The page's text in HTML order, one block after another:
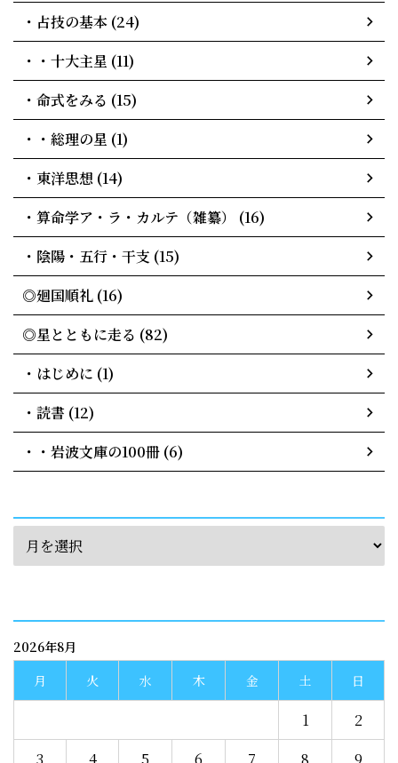
・占技の基本 (24)
・・十大主星 (11)
・命式をみる (15)
・・総理の星 (1)
・東洋思想 (14)
・算命学ア・ラ・カルテ（雑纂） (16)
・陰陽・五行・干支 (15)
◎廻国順礼 (16)
◎星とともに走る (82)
・はじめに (1)
・読書 (12)
・・岩波文庫の100冊 (6)
2026年8月
月
火 水 木 金 土 日
1
2
3
4 5 6 7 8
9